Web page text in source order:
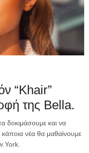
“Khair”
της Bella.
δοκιμάσουμε και να
κάποια νέα θα μαθαίνουμε
York.